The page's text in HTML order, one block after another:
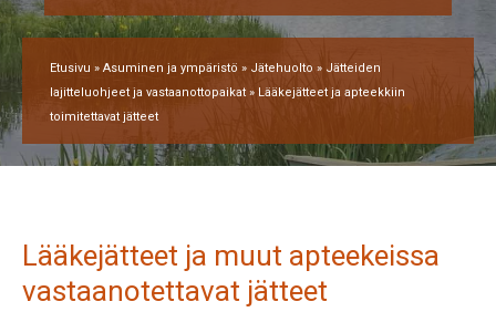
Etusivu » Asuminen ja ympäristö » Jätehuolto » Jätteiden
lajitteluohjeet ja vastaanottopaikat » Lääkejätteet ja apteekkiin
toimitettavat jätteet
Lääkejätteet ja muut apteekeissa
vastaanotettavat jätteet